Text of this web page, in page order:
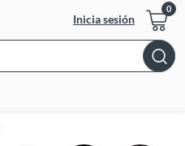
Inicia sesión
Bar